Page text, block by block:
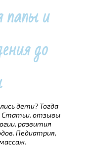
папы и
до
дети? Тогда
Статьи, отзывы
развития
Педиатрия,